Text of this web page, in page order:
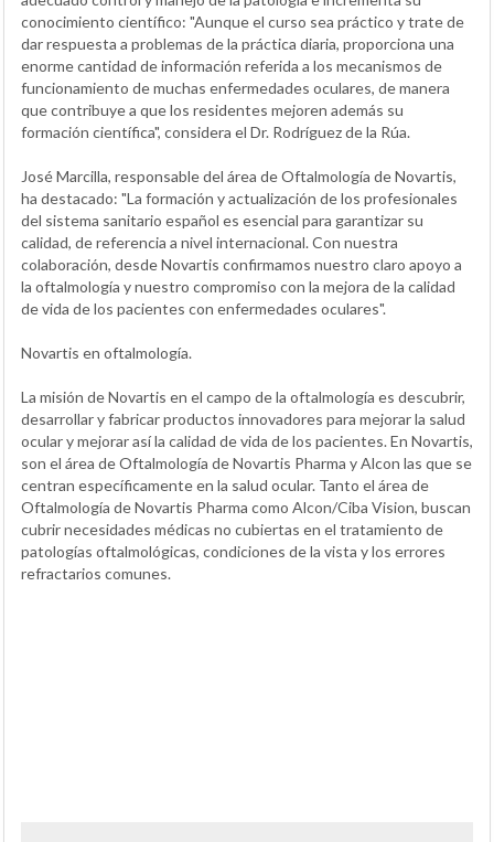
conocimiento científico: "Aunque el curso sea práctico y trate de
dar respuesta a problemas de la práctica diaria, proporciona una
enorme cantidad de información referida a los mecanismos de
funcionamiento de muchas enfermedades oculares, de manera
que contribuye a que los residentes mejoren además su
formación científica", considera el Dr. Rodríguez de la Rúa.
José Marcilla, responsable del área de Oftalmología de Novartis,
ha destacado: "La formación y actualización de los profesionales
del sistema sanitario español es esencial para garantizar su
calidad, de referencia a nivel internacional. Con nuestra
colaboración, desde Novartis confirmamos nuestro claro apoyo a
la oftalmología y nuestro compromiso con la mejora de la calidad
de vida de los pacientes con enfermedades oculares".
Novartis en oftalmología.
La misión de Novartis en el campo de la oftalmología es descubrir,
desarrollar y fabricar productos innovadores para mejorar la salud
ocular y mejorar así la calidad de vida de los pacientes. En Novartis,
son el área de Oftalmología de Novartis Pharma y Alcon las que se
centran específicamente en la salud ocular. Tanto el área de
Oftalmología de Novartis Pharma como Alcon/Ciba Vision, buscan
cubrir necesidades médicas no cubiertas en el tratamiento de
patologías oftalmológicas, condiciones de la vista y los errores
refractarios comunes.